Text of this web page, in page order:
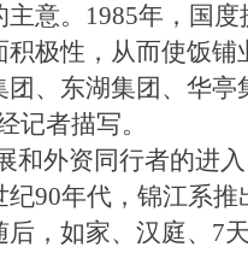
意。1985年，国
极性，从而使饭铺
、东湖集团、华亭
记者描写。
和外资同行者的进
90年代，锦江系
，如家、汉庭、7